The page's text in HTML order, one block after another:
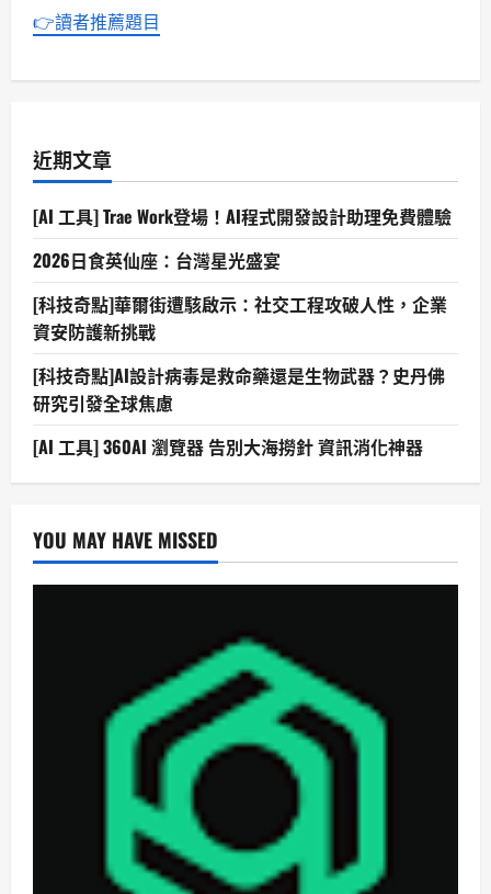
👉讀者推薦題目
近期文章
[AI 工具] Trae Work登場！AI程式開發設計助理免費體驗
2026日食英仙座：台灣星光盛宴
[科技奇點]華爾街遭駭啟示：社交工程攻破人性，企業
資安防護新挑戰
[科技奇點]AI設計病毒是救命藥還是生物武器？史丹佛
研究引發全球焦慮
[AI 工具] 360AI 瀏覽器 告別大海撈針 資訊消化神器
YOU MAY HAVE MISSED